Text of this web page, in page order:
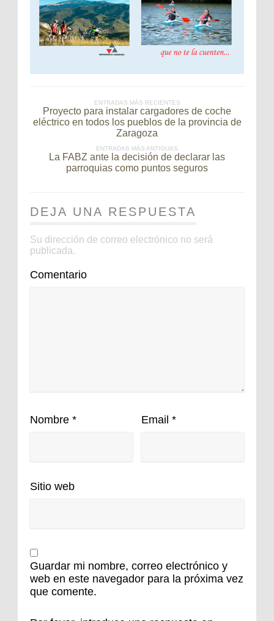
ENTRADAS MÁS RECIENTES
Proyecto para instalar cargadores de coche
eléctrico en todos los pueblos de la provincia de
Zaragoza
ENTRADAS MÁS ANTIGUAS
La FABZ ante la decisión de declarar las
parroquias como puntos seguros
DEJA UNA RESPUESTA
Su dirección de correo electrónico no será
publicada.
Comentario
Nombre * Email *
Sitio web
Guardar mi nombre, correo electrónico y
web en este navegador para la próxima vez
que comente.